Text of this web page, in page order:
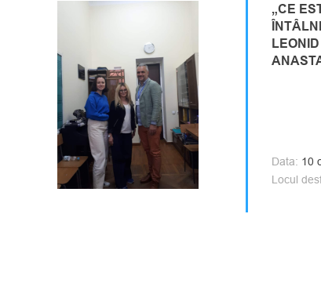
„CE
Data: 10
Locul